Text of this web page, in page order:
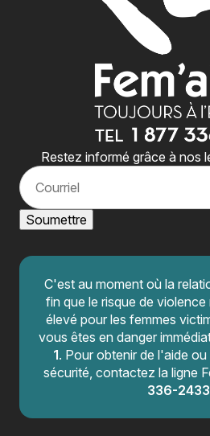
Restez informé grâce à nos
C
o
u
r
e
Soumettre
C'est au moment où la
fin que le risque de violence
élevé pour les femmes
vous êtes en danger
1. Pour obtenir de l'aide ou
sécurité, contactez la ligne
336-2433